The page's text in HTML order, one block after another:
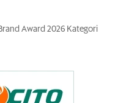
Award 2026 Kategori